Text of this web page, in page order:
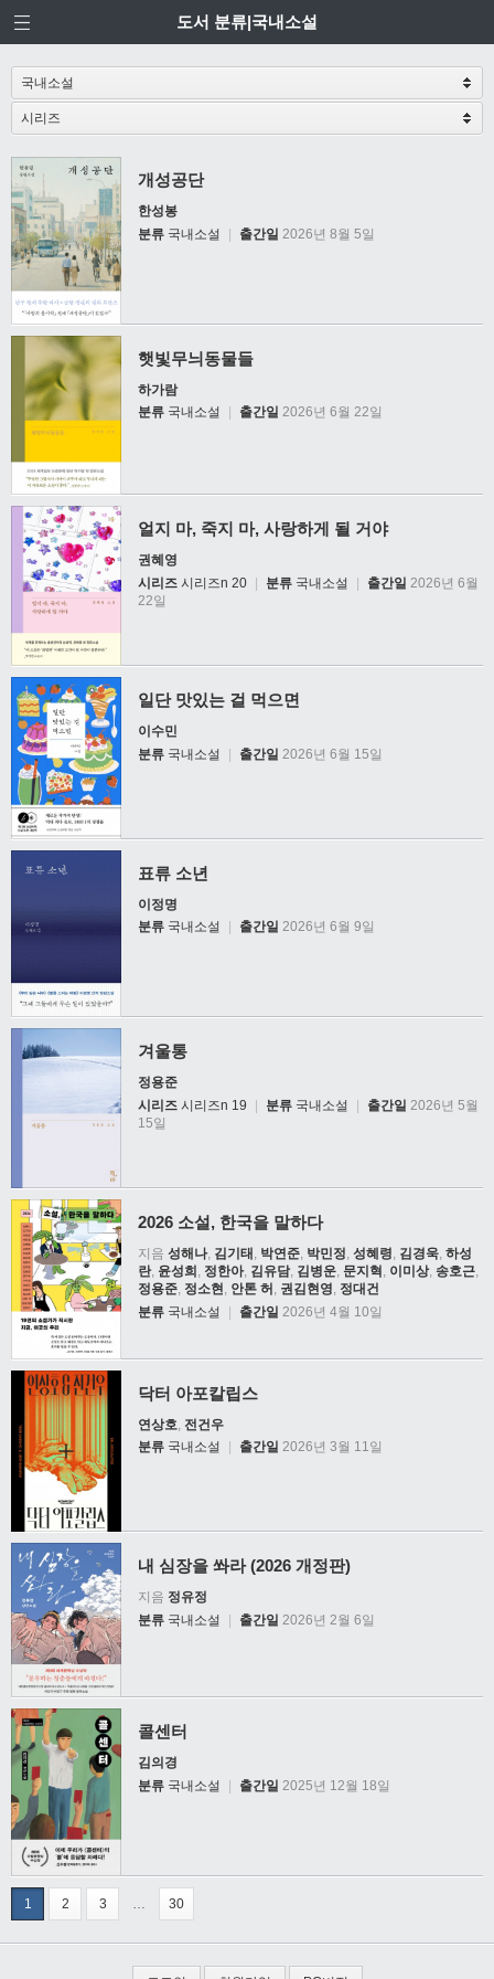
도서 분류|국내소설
개성공단
한성봉
분류 국내소설 | 출간일 2026년 8월 5일
햇빛무늬동물들
하가람
분류 국내소설 출간일 2026년 6월 22일
얼지 마, 죽지 마, 사랑하게 될 거야
권혜영
시리즈 시리즈n 20 분류 국내소설 출간일 2026년 6월
22일
일단 맛있는 걸 먹으면
이수민
분류 국내소설 | 출간일 2026년 6월 15일
표류 소년
이정명
분류 국내소설 출간일 2026년 6월 9일
겨울통
정용준
시리즈 시리즈n 19 분류 국내소설 출간일 2026년 5월
15일
2026 소설, 한국을 말하다
지음 성해나, 김기태 , 박연준, 박민정, 성혜령, 김경욱, 하성
란, 윤성희 , 정한아, 김유담, 김병운, 문지혁 , 이미상, 송호근,
정용준, 정소현, 안톤 허 , 권김현영, 정대건
분류 국내소설 | 출간일 2026년 4월 10일
닥터 아포칼립스
연상호 전건우
분류 국내소설 출간일 2026년 3월 11일
내 심장을 쏴라 (2026 개정판)
지음 정유정
분류 국내소설 출간일 2026년 2월 6일
콜센터
김의경
분류 국내소설 | 출간일 2025년 12월 18일
1 2 3 30